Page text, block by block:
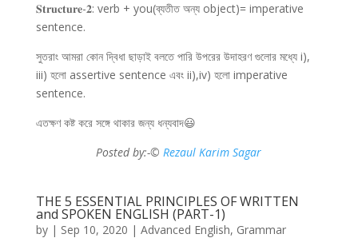
𝐒𝐭𝐫𝐮𝐜𝐭𝐮𝐫𝐞-𝟐: verb + you(ব্যতীত অন্য object)= imperative
sentence.
সুতরাং আমরা কোন দ্বিধা ছাড়াই বলতে পারি উপরের উদাহরণ গুলোর মধ্যে i),
iii) হলো assertive sentence এবং ii),iv) হলো imperative
sentence.
এতক্ষণ কষ্ট করে সঙ্গে থাকার জন্য ধন্যবাদ😃
Posted by:-©Rezaul Karim Sagar
THE 5 ESSENTIAL PRINCIPLES OF WRITTEN
and SPOKEN ENGLISH (PART-1)
by | Sep 10, 2020 | Advanced English, Grammar